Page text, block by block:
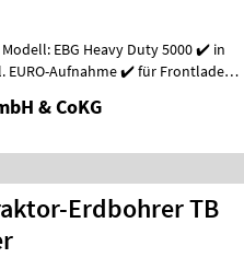
EBG Heavy Duty 5000 ✔️ in
Aufnahme ✔️ für Frontlader
& CoKG
Erdbohrer TB